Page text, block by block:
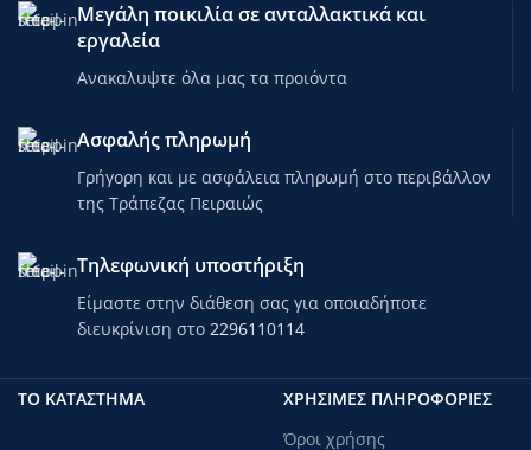
Μεγάλη ποικιλία σε ανταλλακτικά και
εργαλεία
Ανακαλυψτε όλα μας τα προιόντα
Ασφαλής πληρωμή
Γρήγορη και με ασφάλεια πληρωμή στο περιβάλλον
της Τράπεζας Πειραιώς
Τηλεφωνική υποστήριξη
Είμαστε στην διάθεση σας για οποιαδήποτε
διευκρίνιση στο 2296110114
ΤΟ ΚΑΤΑΣΤΗΜΑ
ΧΡΗΣΙΜΕΣ ΠΛΗΡΟΦΟΡΙΕΣ
Όροι χρήσης